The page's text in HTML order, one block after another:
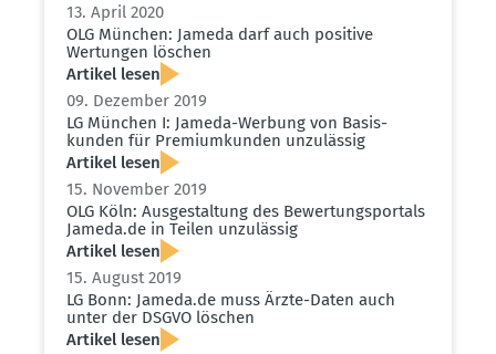
13. April 2020
OLG München: Jameda darf auch positive
Wertungen löschen
Artikel lesen
09. Dezember 2019
LG München I: Jameda-Werbung von Basis­
kunden für Premi­um­kunden unzulässig
Artikel lesen
15. November 2019
OLG Köln: Ausge­staltung des Bewer­tungs­portals
Jameda.​de in Teilen unzulässig
Artikel lesen
15. August 2019
LG Bonn: Jameda.​de muss Ärzte-Daten auch
unter der DSGVO löschen
Artikel lesen